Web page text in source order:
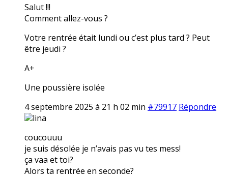
Salut !!!
Comment allez-vous ?
Votre rentrée était lundi ou c’est plus tard ? Peut
être jeudi ?
A+
Une poussière isolée
4 septembre 2025 à 21 h 02 min #79917 Répondre
lina
coucouuu
je suis désolée je n’avais pas vu tes mess!
ça vaa et toi?
Alors ta rentrée en seconde?